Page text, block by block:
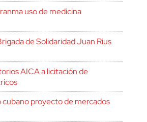
uso de medicina
de Solidaridad Juan Rius
AICA a licitación de
cubano proyecto de mercados